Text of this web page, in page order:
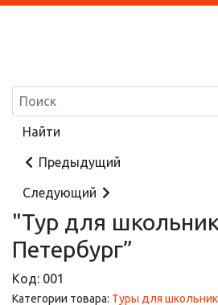
Предыдущий
Следующий
"Тур для
Петербург”
Код: 001
Категории товара: Туры для